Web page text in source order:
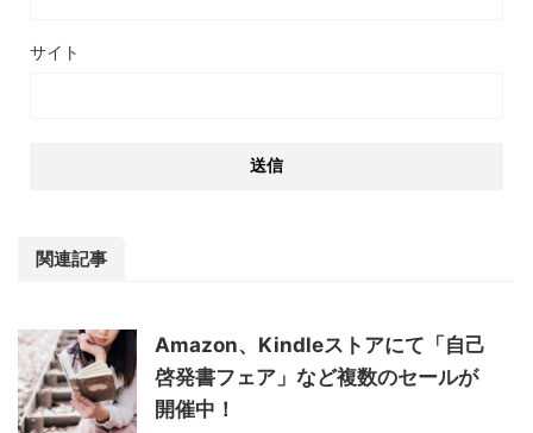
サイト
関連記事
Amazon、Kindleストアにて「自己
啓発書フェア」など複数のセールが
開催中！